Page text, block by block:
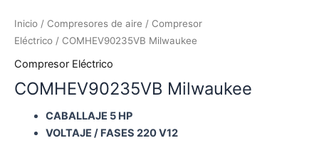
Inicio / Compresores de aire / Compresor
Eléctrico / COMHEV90235VB Milwaukee
Compresor Eléctrico
COMHEV90235VB Milwaukee
CABALLAJE 5 HP
VOLTAJE / FASES 220 V12